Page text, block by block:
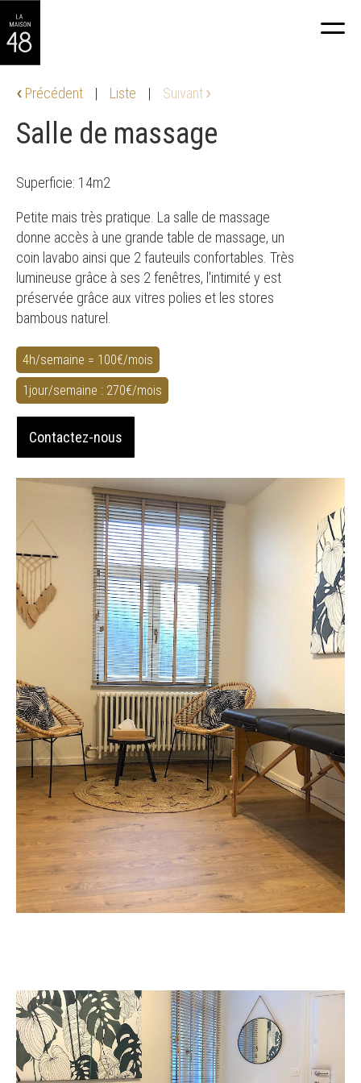
Précédent | Liste | Suivant
Salle de massage
Superficie: 14m2
Petite mais très pratique. La salle de massage
donne accès à une grande table de massage, un
coin lavabo ainsi que 2 fauteuils confortables. Très
lumineuse grâce à ses 2 fenêtres, l'intimité y est
préservée grâce aux vitres polies et les stores
bambous naturel.
4h/semaine = 100€/mois
1jour/semaine : 270€/mois
Contactez-nous